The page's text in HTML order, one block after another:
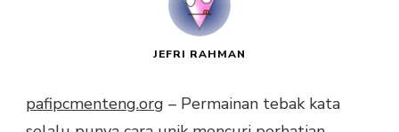
JEFRI RAHMAN
pafipcmenteng.org – Permainan tebak kata